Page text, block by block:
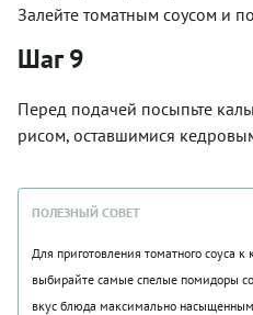
Залейте томатным соусом и
Шаг 9
Перед подачей посыпьте
рисом, оставшимися
ПОЛЕЗНЫЙ СОВЕТ
Для приготовления томатного соуса
выбирайте самые спелые помидоры
вкус блюда максимально насыщенным.